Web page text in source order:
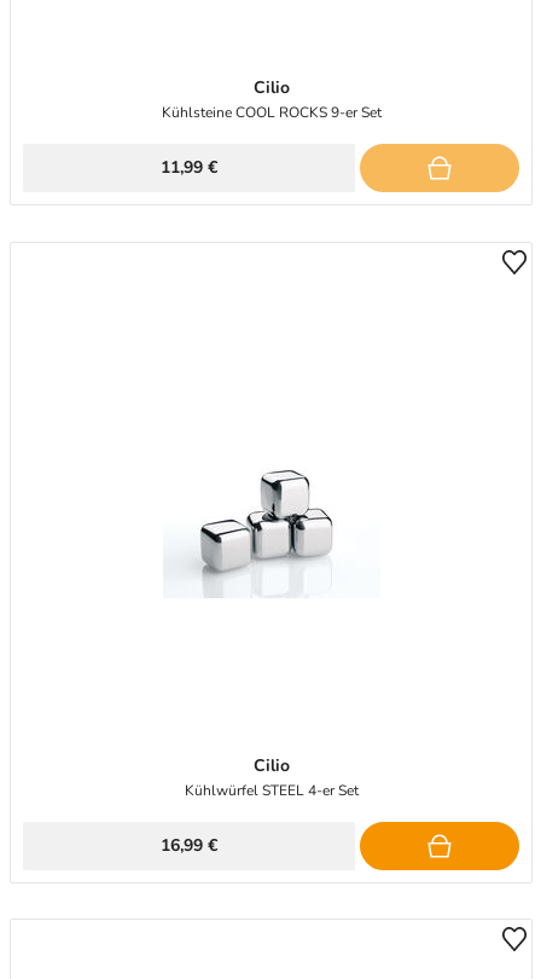
Cilio
Kühlsteine COOL ROCKS 9-er Set
11,99 €
Cilio
Kühlwürfel STEEL 4-er Set
16,99 €